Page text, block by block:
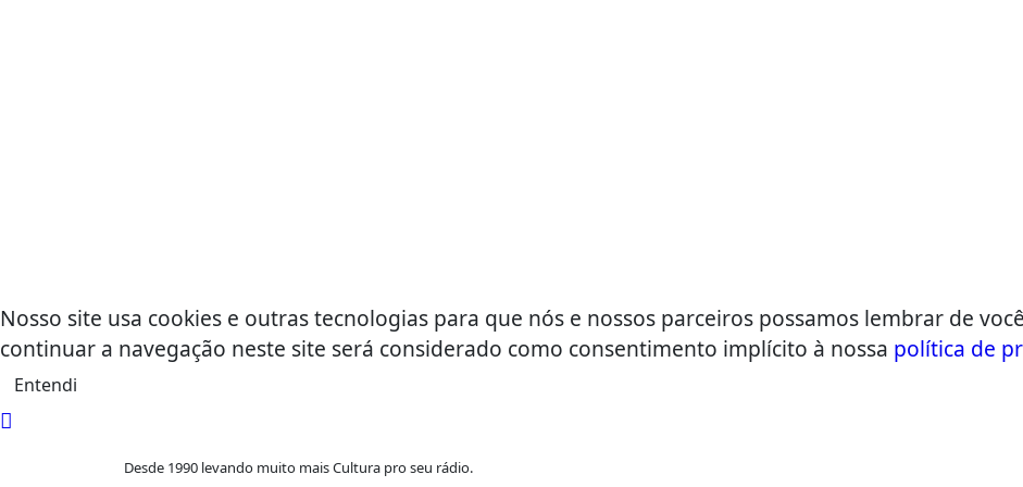
Nosso site usa cookies e outras tecnologias para que nós e nossos parceiros possamos lembrar de
continuar a navegação neste site será considerado como consentimento implícito à nossa política de
Entendi
Desde 1990 levando muito mais Cultura pro seu rádio.